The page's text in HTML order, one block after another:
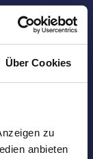
Über Cookies
zu
anbieten